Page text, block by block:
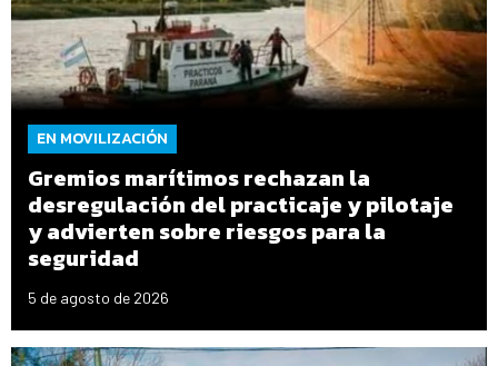
EN MOVILIZACIÓN
Gremios marítimos rechazan la
desregulación del practicaje y pilotaje
y advierten sobre riesgos para la
seguridad
5 de agosto de 2026